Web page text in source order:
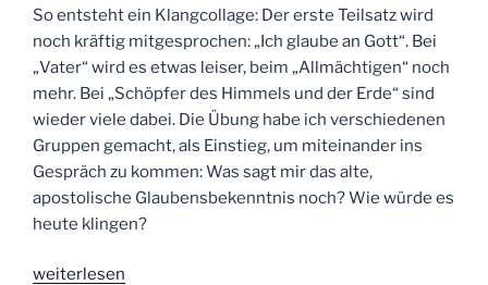
So entsteht ein Klangcollage: Der erste Teilsatz wird
noch kräftig mitgesprochen: „Ich glaube an Gott“. Bei
„Vater“ wird es etwas leiser, beim „Allmächtigen“ noch
mehr. Bei „Schöpfer des Himmels und der Erde“ sind
wieder viele dabei. Die Übung habe ich verschiedenen
Gruppen gemacht, als Einstieg, um miteinander ins
Gespräch zu kommen: Was sagt mir das alte,
apostolische Glaubensbekenntnis noch? Wie würde es
heute klingen?
„Tag
weiterlesen